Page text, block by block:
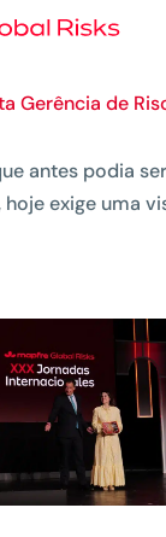
Gerência de
antes podia
exige uma